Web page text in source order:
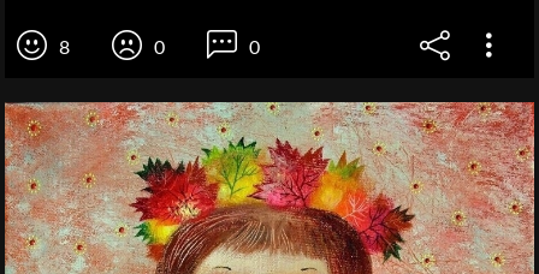
8 0 0